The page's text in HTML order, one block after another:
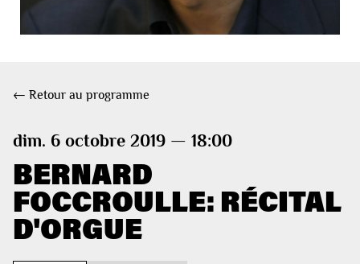
← Retour au programme
dim. 6 octobre 2019 — 18:00
BERNARD
FOCCROULLE: RÉCITAL
D'ORGUE